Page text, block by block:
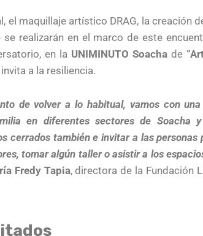
el maquillaje artístico DRAG, la creación
realizarán en el marco de este
en la UNIMINUTO Soacha de
a la resiliencia.
de volver a lo habitual, vamos con
en diferentes sectores de Soacha
cerrados también e invitar a las personas
tomar algún taller o asistir a los
Fredy Tapia, directora de la Fundación